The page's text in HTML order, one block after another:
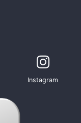
Instagram